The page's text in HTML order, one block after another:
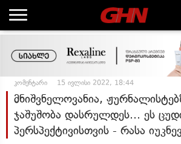
კომენტარი 15 ივლისი 2022, 18:44
მნიშვნელოვანია,
ჯაშუშობა დასრულდეს... ეს
პერსპექტივისთვის - რასა